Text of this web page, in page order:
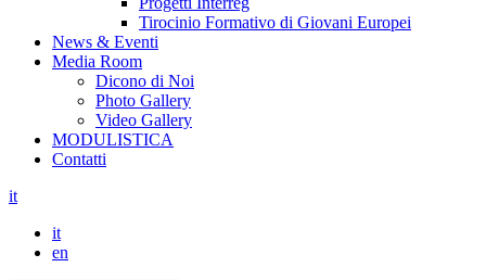
Tirocinio Formativo di Giovani Europei
News & Eventi
Media Room
Dicono di Noi
Photo Gallery
Video Gallery
MODULISTICA
Contatti
it
it
en